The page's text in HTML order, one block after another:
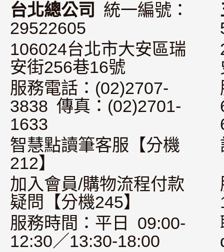
台北總公司
統一編號：
29522605
106024台北市大安區瑞
安街256巷16號
服務電話：(02)2707-
3838 傳真：(02)2701-
1633
智慧點讀筆客服【分機
212】
加入會員/購物流程付款
疑問【分機245】
服務時間：平日 09:00-
12:30／13:30-18:00